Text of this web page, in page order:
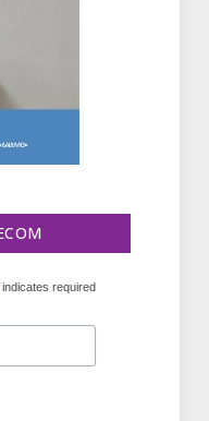
required